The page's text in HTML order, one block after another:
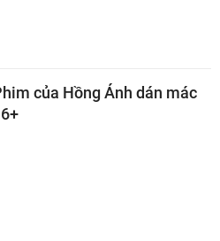
của Hồng Ánh dán mác